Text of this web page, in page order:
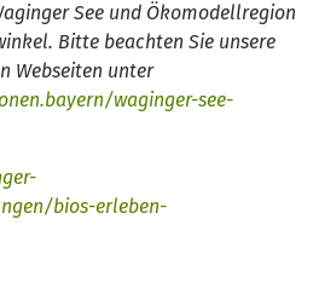
See und Ökomodellregion
Bitte beachten Sie unsere
Webseiten unter
waginger-see-
bios-erleben-